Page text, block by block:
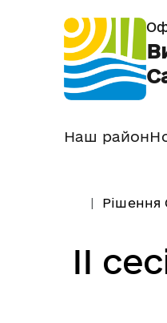
Наш район
Рішення
II